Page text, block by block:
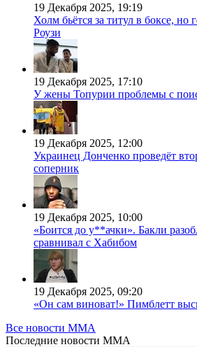
19 Декабря 2025, 19:19
Холм бьётся за титул в боксе, но
Роузи
19 Декабря 2025, 17:10
У жены Топурии проблемы с
19 Декабря 2025, 12:00
Украинец Донченко проведёт
соперник
19 Декабря 2025, 10:00
«Боится до у**ачки». Бакли
сравнивал с Хабибом
19 Декабря 2025, 09:20
«Он сам виноват!» Пимблетт
Все новости MMA
Последние новости MMA